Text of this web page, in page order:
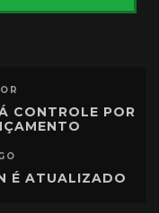
CONTROLE POR
É ATUALIZADO